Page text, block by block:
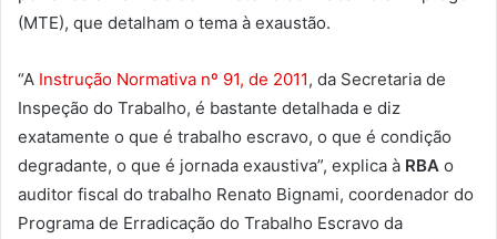
(MTE), que detalham o tema à exaustão.
“A Instrução Normativa nº 91, de 2011, da Secretaria de
Inspeção do Trabalho, é bastante detalhada e diz
exatamente o que é trabalho escravo, o que é condição
degradante, o que é jornada exaustiva”, explica à RBA o
auditor fiscal do trabalho Renato Bignami, coordenador do
Programa de Erradicação do Trabalho Escravo da